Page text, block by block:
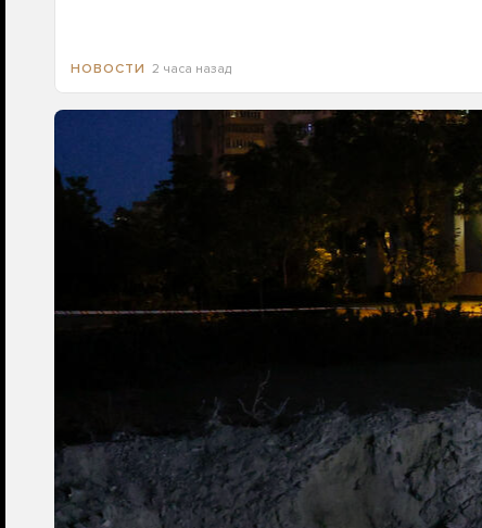
НОВОСТИ 2 часа назад